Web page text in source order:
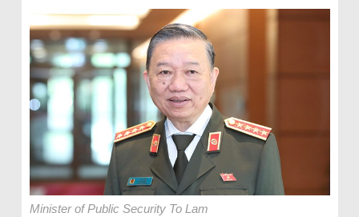
Minister of Public Security To Lam